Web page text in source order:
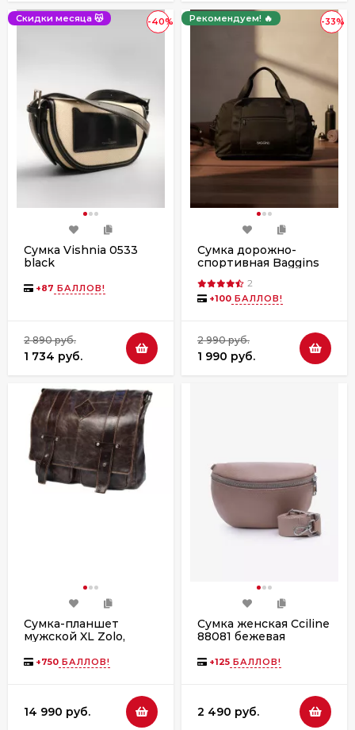
-40%
Скидки месяца 😽
Сумка Vishnia 0533
black
+87 БАЛЛОВ!
2 890 руб.
1 734 руб.
-33%
Рекомендуем! 🔥
Сумка дорожно-
спортивная Baggins
2
+100 БАЛЛОВ!
2 990 руб.
1 990 руб.
Сумка-планшет
мужской XL Zolo,
+750 БАЛЛОВ!
14 990 руб.
Сумка женская Cciline
88081 бежевая
+125 БАЛЛОВ!
2 490 руб.